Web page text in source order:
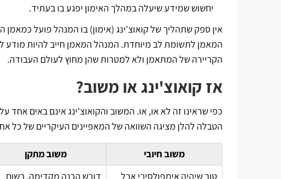
יחשוש שמידע שיעלה במהלך האימון יפגע בו בעתיד.
אין ספק שתהליך של קואוצ'ינג (אימון) בו המנהל פועל
המאמן לתשומת לב מיוחדת. המנהל המאמן חייב להיות מודע
הקריירה של המתאמן ולא למטרות שהן מחוץ לעולם העבודה.
אז קואוצ'ינג או משוב?
כפי שראינו זה לא או, או. המשוב והקואוצ'ינג אינם באים אחד
הטבלה להלן מציגה השוואה של המאפיינים העיקריים של כל
משוב חיובי משוב מתקן
טוב שיהיה אימפולסיבי אבל
דורש הכנה מקדימה, בשום